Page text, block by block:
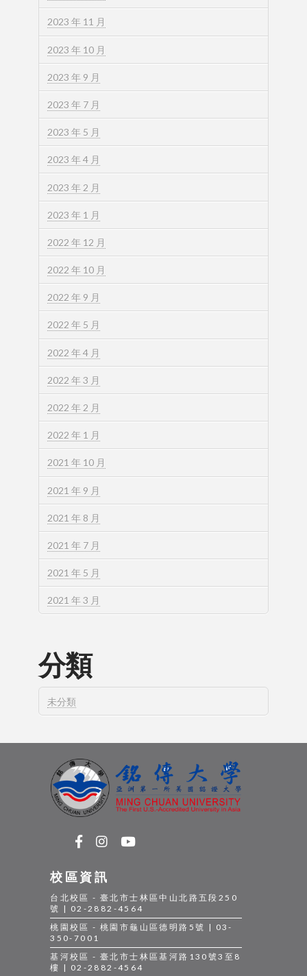
2023 年 11 月
2023 年 10 月
2023 年 9 月
2023 年 7 月
2023 年 5 月
2023 年 4 月
2023 年 2 月
2023 年 1 月
2022 年 12 月
2022 年 10 月
2022 年 9 月
2022 年 5 月
2022 年 4 月
2022 年 3 月
2022 年 2 月
2022 年 1 月
2021 年 10 月
2021 年 9 月
2021 年 8 月
2021 年 7 月
2021 年 5 月
2021 年 3 月
分類
未分類
校區資訊
台北校區 - 臺北市士林區中山北路五段250
號 | 02-2882-4564
桃園校區 - 桃園市龜山區德明路5號 | 03-
350-7001
基河校區 - 臺北市士林區基河路130號3至8
樓 | 02-2882-4564